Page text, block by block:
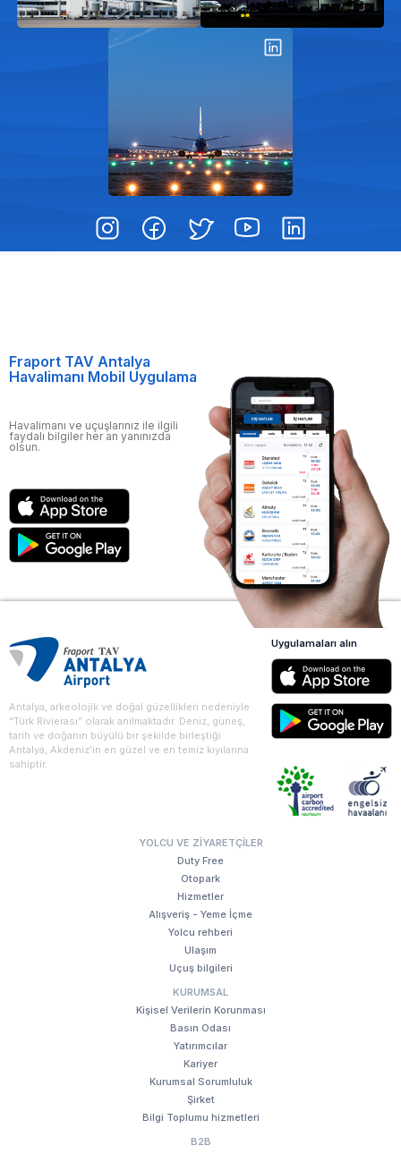
Fraport TAV Antalya
Havalimanı Mobil Uygulama
Havalimanı ve uçuşlarınız ile ilgili
faydalı bilgiler her an yanınızda
olsun.
Antalya, arkeolojik ve doğal güzellikleri nedeniyle
“Türk Rivierası” olarak anılmaktadır. Deniz, güneş,
tarih ve doğanın büyülü bir şekilde birleştiği
Antalya, Akdeniz'in en güzel ve en temiz kıyılarına
sahiptir.
YOLCU VE ZIYARETÇILER
Duty Free
Otopark
Hizmetler
Alışveriş - Yeme İçme
Yolcu rehberi
Ulaşım
Uçuş bilgileri
KURUMSAL
Kişisel Verilerin Korunması
Basın Odası
Yatırımcılar
Kariyer
Kurumsal Sorumluluk
Şirket
Bilgi Toplumu hizmetleri
B2B
Uygulamaları alın